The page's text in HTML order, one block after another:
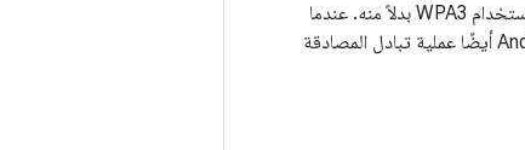
يتيح Android 12 إشارة Transition Disable، وهي آلية تطلب من الجهاز عدم استخدام WPA2 واستخدام WPA3 بدلاً منه. عندما
يتلقّى الجهاز هذه الإشارة، يستخدم WPA3 للاتصال بشبكة WPA3 تتيح وضع انتقال. يتيح Android 12 أيضًا عملية تبادل المصادقة